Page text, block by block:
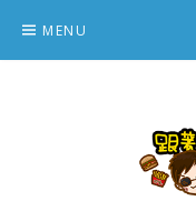
content
MENU